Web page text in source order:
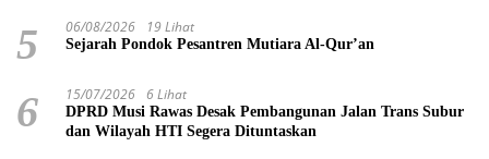
5 06/08/2026 19 Lihat
Sejarah Pondok Pesantren Mutiara Al-Qur’an
6 15/07/2026 6 Lihat
DPRD Musi Rawas Desak Pembangunan Jalan Trans Subur
dan Wilayah HTI Segera Dituntaskan